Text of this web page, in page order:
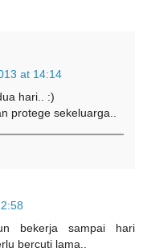
at 14:14
hari.. :)
protege sekeluarga..
bekerja sampai hari
bercuti lama..